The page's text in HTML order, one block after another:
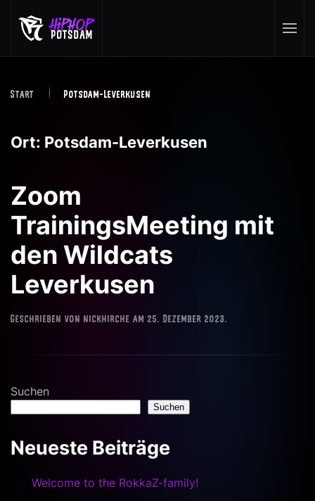
Skip to main content
Start Potsdam-Leverkusen
Ort: Potsdam-Leverkusen
Zoom
TrainingsMeeting mit
den Wildcats
Leverkusen
Geschrieben von nickhirche am 25. Dezember 2023.
Suchen
Suchen
Neueste Beiträge
Welcome to the RokkaZ-family!